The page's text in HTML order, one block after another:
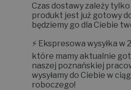
Czas dostawy zależy
produkt jest już gotowy
będziemy go dla Ciebie
⚡ Ekspresowa wysyłka w
które mamy aktualnie
naszej poznańskiej
wysyłamy do Ciebie w
roboczego!